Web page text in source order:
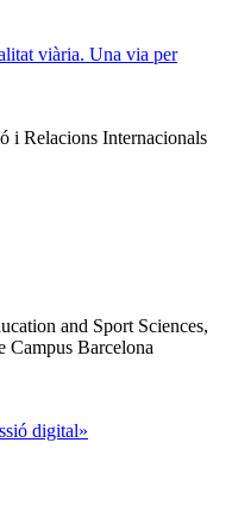
viària. Una via per
i Relacions Internacionals
and Sport Sciences,
Campus Barcelona
digital»